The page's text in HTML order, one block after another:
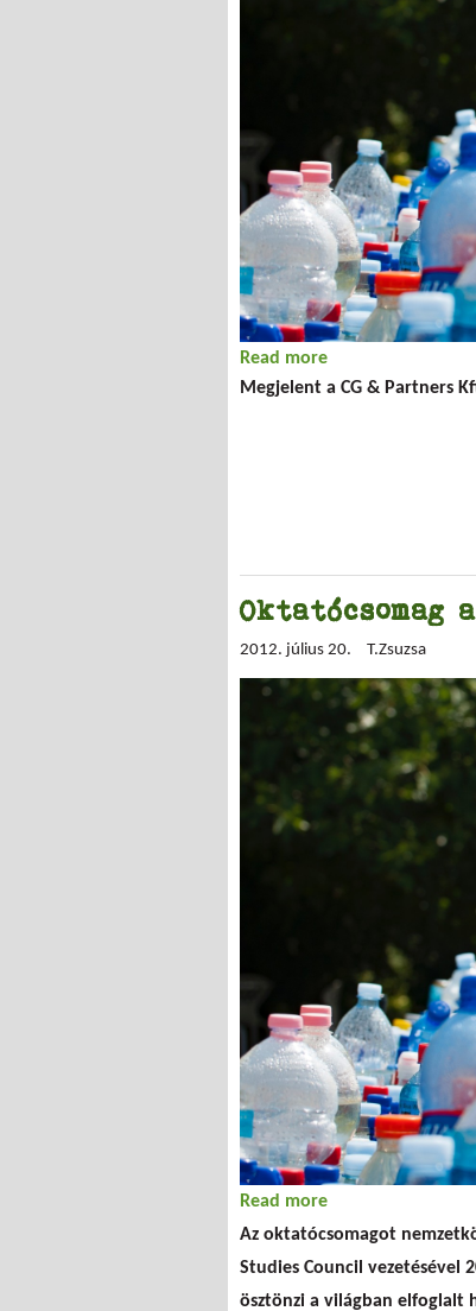
Read more
Megjelent a CG & Partners
2012. július 20. T.Zsuzsa
Read more
Az oktatócsomagot
Studies Council vezetésével
ösztönzi a világban elfoglalt